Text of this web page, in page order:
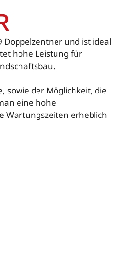
Doppelzentner und ist ideal
hohe Leistung für
sowie der Möglichkeit, die
eine hohe
Wartungszeiten erheblich